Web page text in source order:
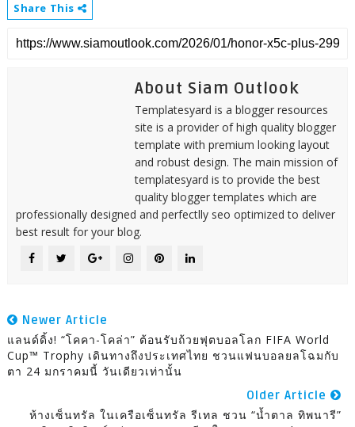
Share This
About Siam Outlook
Templatesyard is a blogger resources
site is a provider of high quality blogger
template with premium looking layout
and robust design. The main mission of
templatesyard is to provide the best
quality blogger templates which are
professionally designed and perfectlly seo optimized to deliver
best result for your blog.
Newer Article
แลนด์ดิ้ง! “โคคา-โคล่า” ต้อนรับถ้วยฟุตบอลโลก FIFA World
Cup™ Trophy เดินทางถึงประเทศไทย ชวนแฟนบอลยลโฉมกับ
ตา 24 มกราคมนี้ วันเดียวเท่านั้น
Older Article
ห้างเซ็นทรัล ในเครือเซ็นทรัล รีเทล ชวน “น้ำตาล ทิพนารี”